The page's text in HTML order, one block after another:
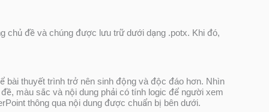
chủ đề và chúng được lưu trữ dưới dạng .potx. Khi đó,
bài thuyết trình trở nên sinh động và độc đáo hơn. Nhìn
màu sắc và nội dung phải có tính logic để người xem
thông qua nội dung được chuẩn bị bên dưới.